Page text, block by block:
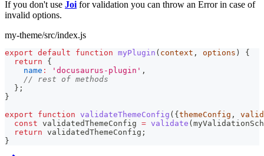
If you don't use Joi for validation you can throw an Error in case of
invalid options.
my-theme/src/index.js
export default function myPlugin ( context , options )
{
return
{
name : 'docusaurus-plugin' ,
// rest of methods
} ;
}
export
function validateThemeConfig ( { themeConfig ,
const validatedThemeConfig = validate (
return validatedThemeConfig ;
}